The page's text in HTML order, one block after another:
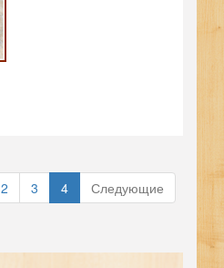
2 3 4 Следующие